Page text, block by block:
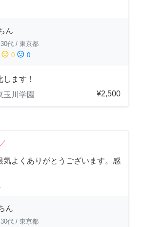
ん
30代 / 東京都
sentiment_neutral 0 sentiment_dissatisfied 0
ます！
玉川学園
¥2,500
気よくありがとうございます。感
ん
30代 / 東京都